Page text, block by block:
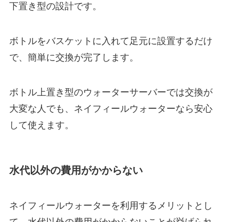
下置き型の設計です。
ボトルをバスケットに入れて足元に設置するだけ
で、簡単に交換が完了します。
ボトル上置き型のウォーターサーバーでは交換が
大変な人でも、ネイフィールウォーターなら安心
して使えます。
水代以外の費用がかからない
ネイフィールウォーターを利用するメリットとし